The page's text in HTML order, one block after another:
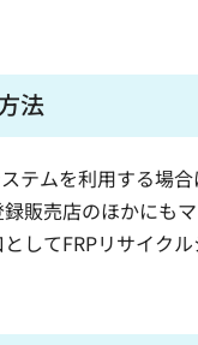
法
テムを利用する場
販売店のほかにも
してFRPリサイク